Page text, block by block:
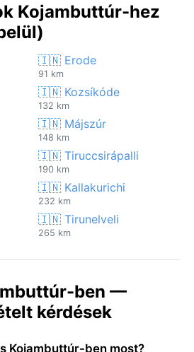
Kojambuttúr-hez
🇮🇳 Erode
91 km
🇮🇳 Kozsíkóde
132 km
🇮🇳 Májszúr
148 km
🇮🇳 Tiruccsirápalli
190 km
🇮🇳 Kallakurichi
232 km
🇮🇳 Tirunelveli
265 km
ben —
kérdések
Kojambuttúr-ben most?